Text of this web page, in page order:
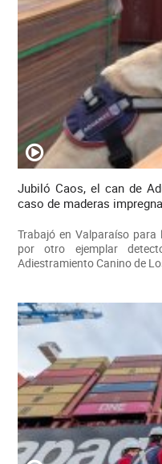
Jubiló Caos, el can de
caso de maderas
Trabajó en Valparaíso
por otro ejemplar
Adiestramiento Canino de